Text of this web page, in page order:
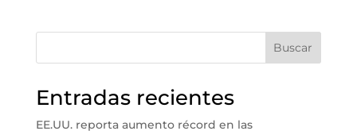
Buscar
Entradas recientes
EE.UU. reporta aumento récord en las